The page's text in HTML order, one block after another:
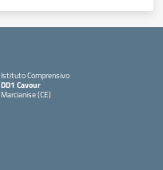
Istituto Comprensivo
DD1 Cavour
Marcianise (CE)